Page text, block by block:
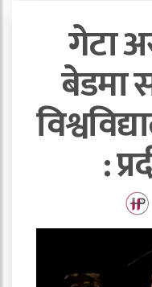
गेटा
बेडमा
: